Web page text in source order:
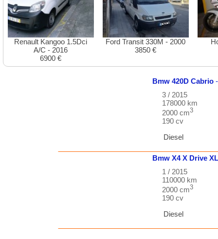
Renault Kangoo 1.5Dci
A/C - 2016
6900 €
Ford Transit 330M - 2000
3850 €
Bmw 420D Cabrio -
3 / 2015
178000 km
2000 cm3
190 cv
Diesel
Bmw X4 X Drive
1 / 2015
110000 km
2000 cm3
190 cv
Diesel